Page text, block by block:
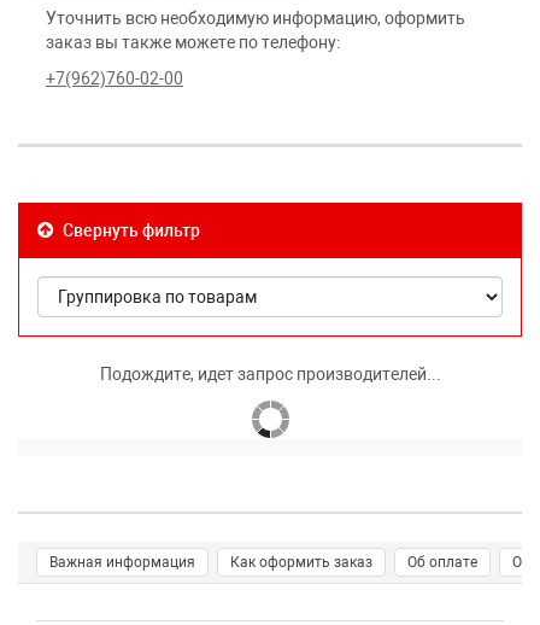
Уточнить всю необходимую информацию, оформить
заказ вы также можете по телефону:
+7(962)760-02-00
Свернуть фильтр
Подождите, идет запрос производителей...
Важная информация Как оформить заказ Об оплате О